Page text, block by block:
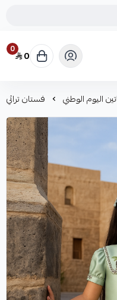
0 0
اليوم الوطني فستان تراثي